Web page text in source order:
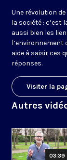
Une révolution
la société : c’est
aussi bien les
l’environnement
aide à saisir ces
réponses.
Visiter la
Autres
03:39